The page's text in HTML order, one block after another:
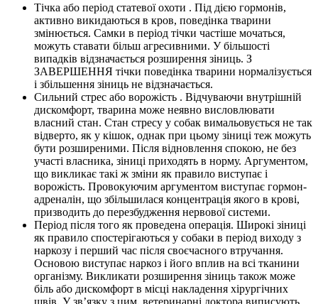
Тічка або період статевої охоти . Під дією гормонів,
активно викидаються в кров, поведінка тварини
змінюється. Самки в період тічки частіше мочаться,
можуть ставати більш агресивними. У більшості
випадків відзначається розширення зіниць. З
ЗАВЕРШЕННЯ тічки поведінка тварини нормалізується
і збільшення зіниць не відзначається.
Сильний стрес або ворожість . Відчуваючи внутрішній
дискомфорт, тварина може неявно висловлювати
власний стан. Стан стресу у собак вимальовується не так
відверто, як у кішок, однак при цьому зіниці теж можуть
бути розширеними. Після відновлення спокою, не без
участі власника, зіниці приходять в норму. Аргументом,
що викликає такі ж зміни як правило виступає і
ворожість. Провокуючим аргументом виступає гормон-
адреналін, що збільшилася концентрація якого в крові,
призводить до перезбудження нервової системи.
Період після того як проведена операція. Широкі зіниці
як правило спостерігаються у собаки в період виходу з
наркозу і перший час після своєчасного втручання.
Основою виступає наркоз і його вплив на всі тканини
організму. Викликати розширення зіниць також може
біль або дискомфорт в місці накладення хірургічних
швів. У зв’язку з цим, ветеринарні доктора виписують